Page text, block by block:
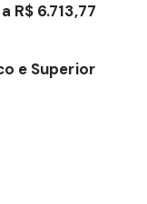
R$ 6.713,77
e Superior